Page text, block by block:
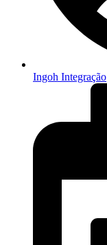
Ingoh Integração